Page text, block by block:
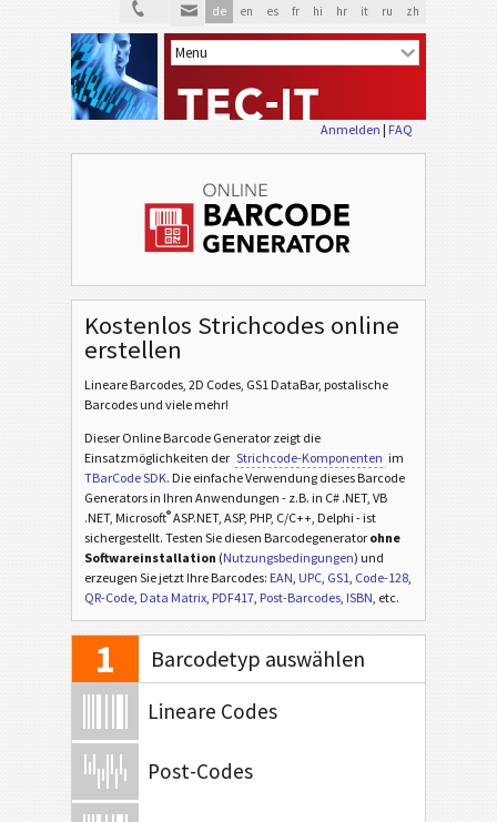
de en es fr hi hr it ru zh
Anmelden | FAQ
Kostenlos Strichcodes online
erstellen
Lineare Barcodes, 2D Codes, GS1 DataBar, postalische
Barcodes und viele mehr!
Dieser Online Barcode Generator zeigt die
Einsatzmöglichkeiten der Strichcode-Komponenten im
TBarCode SDK. Die einfache Verwendung dieses Barcode
Generators in Ihren Anwendungen - z.B. in C# .NET, VB
.NET, Microsoft®ASP.NET, ASP, PHP, C/C++, Delphi - ist
sichergestellt. Testen Sie diesen Barcodegenerator ohne
Softwareinstallation (Nutzungsbedingungen) und
erzeugen Sie jetzt Ihre Barcodes: EAN, UPC, GS1, Code-128,
QR-Code, Data Matrix, PDF417, Post-Barcodes, ISBN, etc.
1 Barcodetyp auswählen
Lineare Codes
Post-Codes